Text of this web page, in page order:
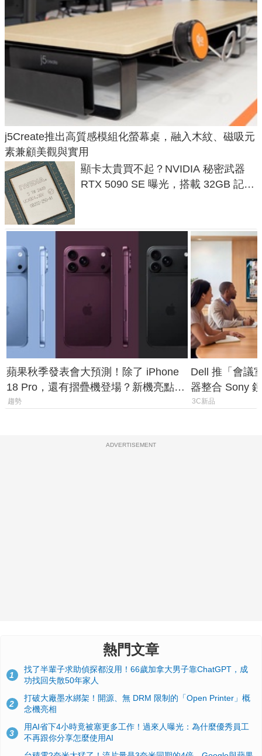
j5Create推出高質感模組化螢幕桌，融入木紋、磁吸元
素兼顧美觀與實用
顯卡太貴買不起？NVIDIA 秘密武器
RTX 5090 SE 曝光，搭載 32GB 記憶
蘋果秋季發表會大預測！除了 iPhone
18 Pro，還有摺疊機登場？新機亮點預
測一次看
趨勢
Dell 推「會議
器整合 Sony
條 USB-C 就
3C新品
ADVERTISEMENT
熱門文章
1
找了半輩子求助偵探都沒用！66歲加拿大男子靠ChatGPT，成
功找回失散50年家人
2
打破大廠墨水綁架！開源、無 DRM 限制的「Open Printer」概
念機亮相
3
用AI省下4小時竟被塞更多工作！過來人曝光：為什麼優秀員工
不再跟你分享怎麼使用AI